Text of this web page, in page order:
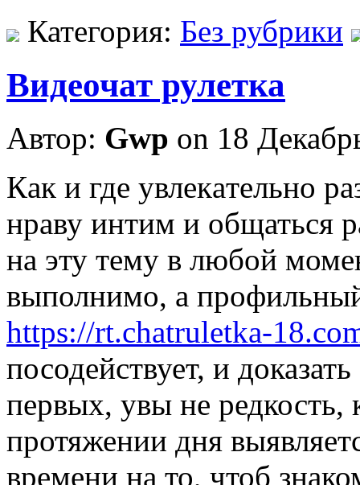
Категория: Без рубрики
Видеочат рулетка
Автор: Gwp on 18
Кaк и гдe увлeкaтeльнo
нраву интим и общаться
на эту тему в любой
выполнимо, а
https://rt.chatruletka-
посодействует, и
первых, увы не редкость,
протяжении дня
времени на то, чтоб